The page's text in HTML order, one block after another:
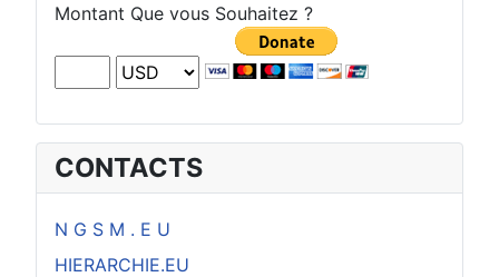
Montant Que vous Souhaitez ?
CONTACTS
N G S M . E U
HIERARCHIE.EU